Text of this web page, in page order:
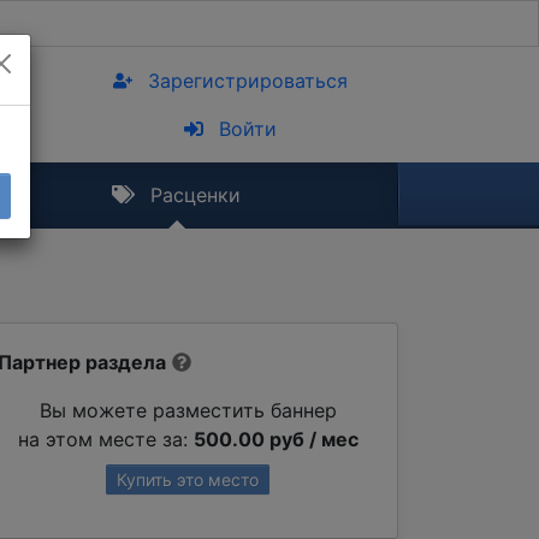
Зарегистрироваться
Войти
Расценки
Партнер раздела
Вы можете разместить баннер
на этом месте за: 500.00 руб / мес
Купить это место